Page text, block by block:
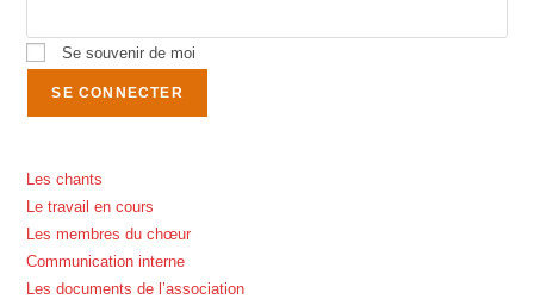
Se souvenir de moi
Les chants
Le travail en cours
Les membres du chœur
Communication interne
Les documents de l’association